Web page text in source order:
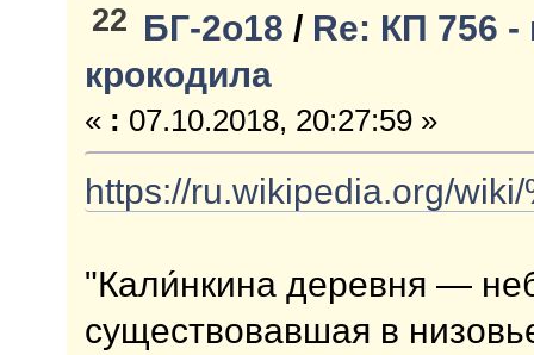
22 БГ-2о18 / Re: КП 756
крокодила
« : 07.10.2018, 20:27:59 »
https://ru.wikipedia.org/
"Кали́нкина деревня —
существовавшая в